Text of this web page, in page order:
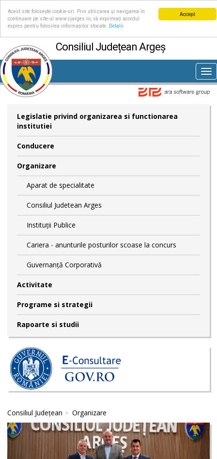
Accept
Acest site folosește cookie-uri. Prin utilizarea și navigarea în
continuare pe site-ul www.cjarges.ro, vă exprimați acordul
expres pentru folosirea informațiilor stocate.
Detalii
Consiliul Județean Argeș
Legislatie privind organizarea si functionarea
institutiei
Conducere
Organizare
Aparat de specialitate
Consiliul Judetean Arges
Instituții Publice
Cariera - anunturile posturilor scoase la concurs
Guvernanță Corporativă
Activitate
Programe si strategii
Rapoarte si studii
Consiliul Județean Organizare